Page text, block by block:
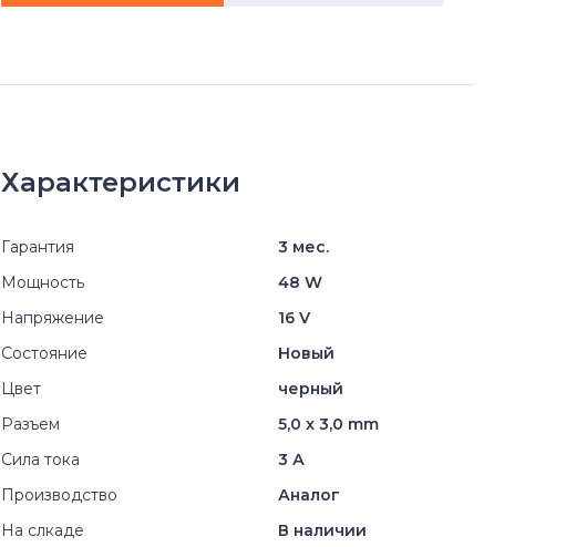
Характеристики
Гарантия
3 мес.
Мощность
48 W
Напряжение
16 V
Состояние
Новый
Цвет
черный
Разъем
5,0 x 3,0 mm
Сила тока
3 А
Производство
Аналог
На слкаде
В наличии